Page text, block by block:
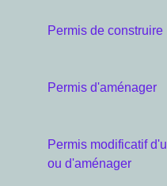
Permis de construire
Permis d'aménager
Permis modificatif
ou d'aménager